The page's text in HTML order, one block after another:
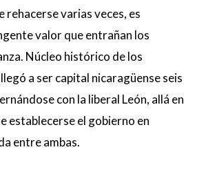
rehacerse varias veces, es
valor que entrañan los
Núcleo histórico de los
a ser capital nicaragüense seis
con la liberal León, allá en
establecerse el gobierno en
entre ambas.